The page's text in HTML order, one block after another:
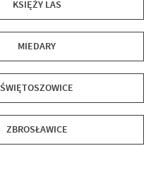
KSIĘŻY LAS
MIEDARY
ŚWIĘTOSZOWICE
ZBROSŁAWICE